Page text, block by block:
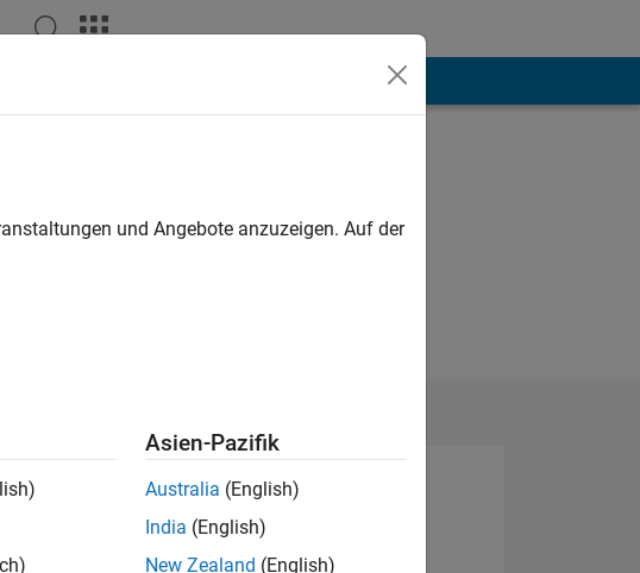
und Angebote anzuzeigen. Auf der
Asien-Pazifik
Australia (English)
India (English)
New Zealand (English)